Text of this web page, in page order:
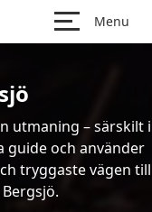
Menu
utmaning – särskilt i
guide och använder
tryggaste vägen till